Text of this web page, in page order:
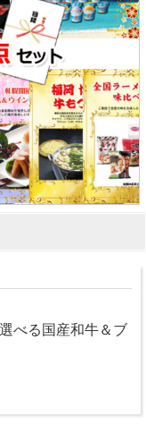
べる国産和牛＆ブ
ト